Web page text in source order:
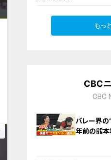
もっ
CBC
CBC
バレー界の
年前の熊本
った｣ オ